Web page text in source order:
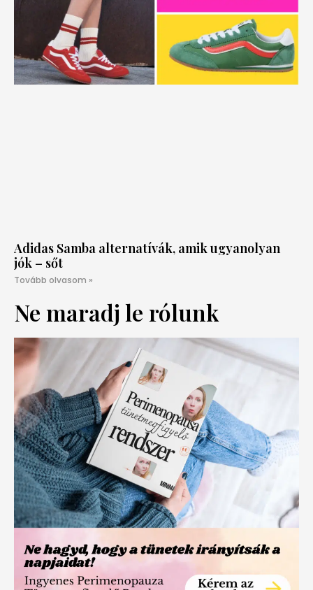
Adidas Samba alternatívák, amik ugyanolyan
jók – sőt
Tovább olvasom »
Ne maradj le rólunk